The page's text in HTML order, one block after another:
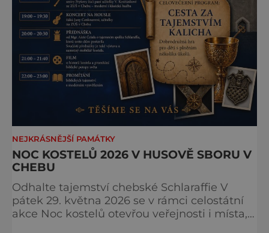
NEJKRÁSNĚJŠÍ PAMÁTKY
NOC KOSTELŮ 2026 V HUSOVĚ SBORU V
CHEBU
Odhalte tajemství chebské Schlaraffie V
pátek 29. května 2026 se v rámci celostátní
akce Noc kostelů otevřou veřejnosti i místa,